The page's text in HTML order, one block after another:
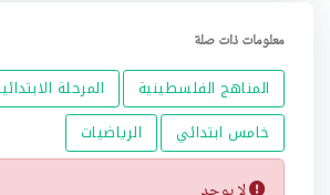
معلومات ذات صلة
المناهج الفلسطينية
المرحلة
خامس ابتدائي
الرياضيات